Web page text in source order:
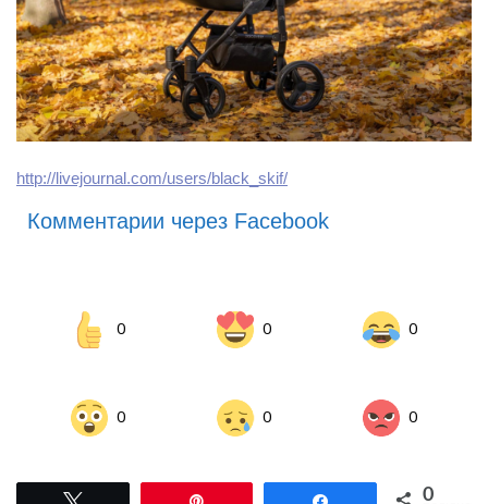
http://livejournal.com/users/black_skif/
Комментарии через Facebook
0 0 0
0 0 0
0